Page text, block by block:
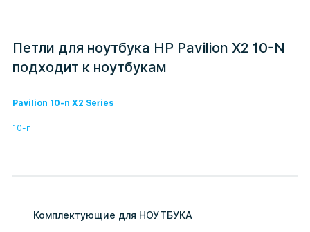
Петли для ноутбука HP Pavilion X2 10-N
подходит к ноутбукам
Pavilion 10-n X2 Series
10-n
Комплектующие для НОУТБУКА